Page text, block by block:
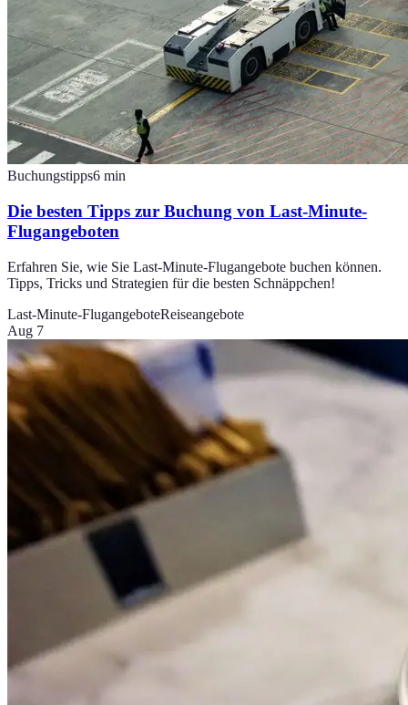
Buchungstipps6 min
Die besten Tipps zur Buchung von Last-Minute-
Flugangeboten
Erfahren Sie, wie Sie Last-Minute-Flugangebote buchen können.
Tipps, Tricks und Strategien für die besten Schnäppchen!
Last-Minute-FlugangeboteReiseangebote
Aug 7